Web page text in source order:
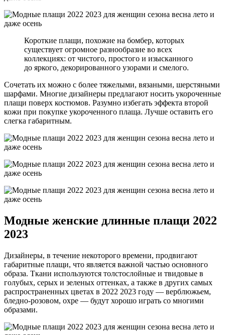
Короткие плащи, похожие на бомбер, которых
существует огромное разнообразие во всех
коллекциях: от чистого, простого и изысканного
до яркого, декорированного узорами и смелого.
Сочетать их можно с более тяжелыми, вязаными, шерстяными
шарфами. Многие дизайнеры предлагают носить укороченные
плащи поверх костюмов. Разумно избегать эффекта второй
кожи при покупке укороченного плаща. Лучше оставить его
слегка габаритным.
Модные женские длинные плащи 2022
2023
Дизайнеры, в течение некоторого времени, продвигают
габаритные плащи, что является важной частью основного
образа. Ткани используются толстослойные и твидовые в
голубых, серых и зеленых оттенках, а также в других самых
распространенных цветах в 2022 2023 году — верблюжьем,
бледно-розовом, охре — будут хорошо играть со многими
образами.